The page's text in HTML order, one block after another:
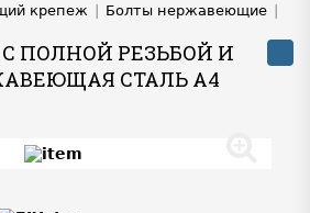
крепеж Болты нержавеющие
С ПОЛНОЙ РЕЗЬБОЙ И
СТАЛЬ A4